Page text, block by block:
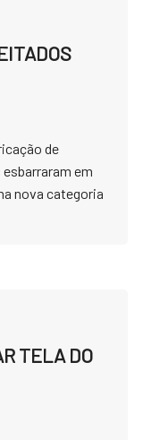
de
em
nova categoria
TELA DO